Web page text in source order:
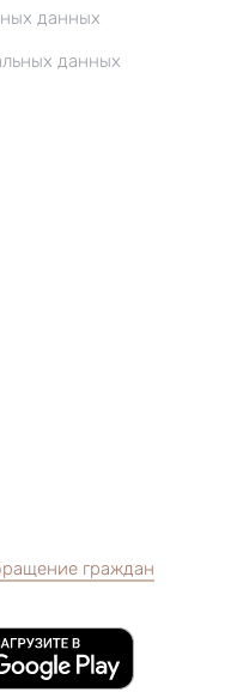
данных
данных
граждан